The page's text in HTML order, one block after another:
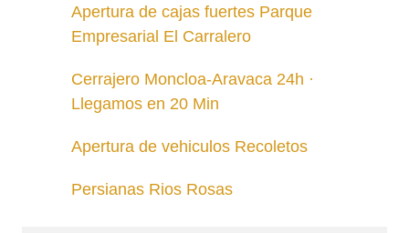
Apertura de cajas fuertes Parque
Empresarial El Carralero
Cerrajero Moncloa-Aravaca 24h ·
Llegamos en 20 Min
Apertura de vehiculos Recoletos
Persianas Rios Rosas